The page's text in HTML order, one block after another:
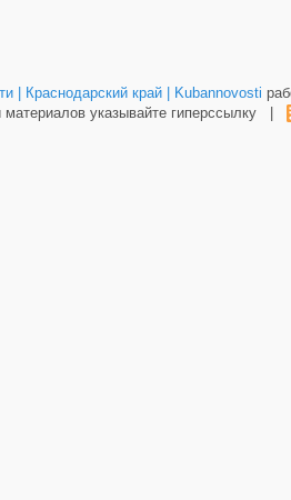
| Краснодарский край | Kubannovosti
материалов указывайте гиперссылку |